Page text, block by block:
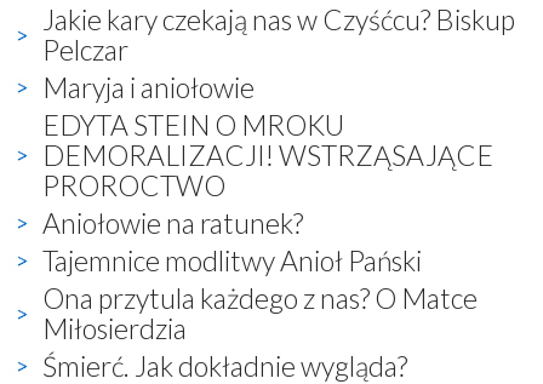
Jakie kary czekają nas w Czyśćcu? Biskup
Pelczar
Maryja i aniołowie
EDYTA STEIN O MROKU
DEMORALIZACJI! WSTRZĄSAJĄCE
PROROCTWO
Aniołowie na ratunek?
Tajemnice modlitwy Anioł Pański
Ona przytula każdego z nas? O Matce
Miłosierdzia
Śmierć. Jak dokładnie wygląda?